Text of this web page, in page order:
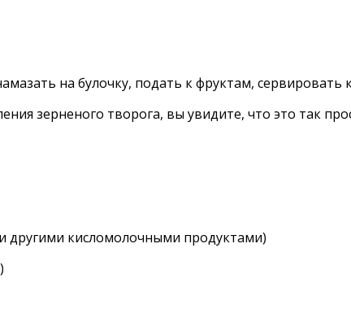
на булочку, подать к фруктам,
зерненого творога, вы увидите, что это так
другими кисломолочными продуктами)